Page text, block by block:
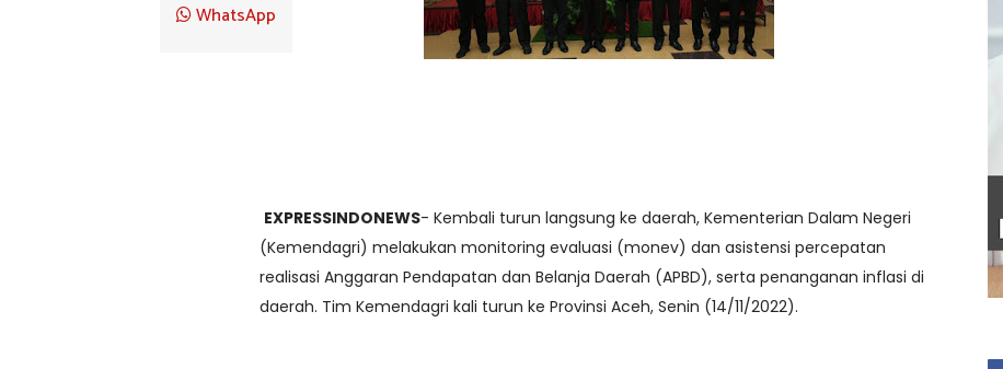
WhatsApp
EXPRESSINDONEWS- Kembali turun langsung ke daerah, Kementerian Dalam Negeri
(Kemendagri) melakukan monitoring evaluasi (monev) dan asistensi percepatan
realisasi Anggaran Pendapatan dan Belanja Daerah (APBD), serta penanganan inflasi di
daerah. Tim Kemendagri kali turun ke Provinsi Aceh, Senin (14/11/2022).